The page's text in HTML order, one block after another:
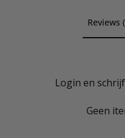
Reviews
Login en
Geen